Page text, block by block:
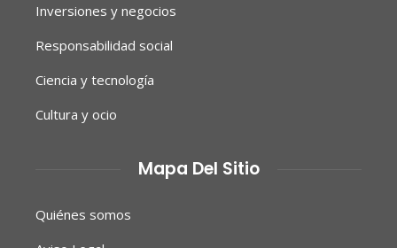
Inversiones y negocios
Responsabilidad social
Ciencia y tecnología
Cultura y ocio
Mapa Del Sitio
Quiénes somos